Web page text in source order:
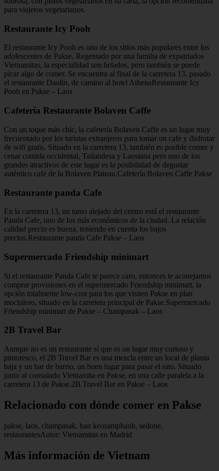
para viajeros vegetarianos.
Restaurante Icy Pooh
El restaurante Icy Pooh es uno de los sitios más populares entre los
adolescentes de Pakse. Regentado por una familia de expatriados
Vietnamitas, la especialidad son helados, pero también se puede
picar algo de comer. Se encuentra al final de la carretera 13, pasado
el restaurante Daolin, de camino al hotel AthenaRestaurante Icy
Pooh en Pakse – Laos
Cafetería Restaurante Bolaven Caffe
Con un toque más chic, la cafetería Bolaven Caffe es un lugar muy
frecuentado por los turistas extranjeros para tomar un cafe y disfrutar
de wifi gratis. Situado en la carretera 13, también es posible comer y
cenar comida occidental, Tailandesa y Laosiana pero uno de los
grandes atractivos de este lugar es la posibilidad de degustar
auténtico cafe de la Bolaven Plateau.Cafetería Bolaven Caffe Pakse
Restaurante panda Cafe
En la carretera 13, un tanto alejado del centro está el restaurante
Panda Cafe, uno de los más económicos de la ciudad. La relación
calidad precio es buena, teniendo en cuenta los bajos
precios.Restaurante panda Cafe Pakse – Laos
Supermercado Friendship minimart
Si el restaurante Panda Cafe te parece caro, entonces te aconejamos
comprar provisiones en el supermercado Friendship minimart, la
opción totalmente low-cost para los que visiten Pakse en plan
mochilero, situado en la carretera principal de Pakse.Supermercado
Friendship minimart de Pakse – Champasak – Laos
2B Travel Bar
Aunque no es un restaurante sí que es un lugar muy curioso y
pintoresco, el 2B Travel Bar es una mezcla entre un local de planta
baja y un bar de barrio, un buen lugar para pasar el rato. Situado
junto al consulado Vietnamita en Pakse, en una calle paralela a la
carretera 13 de Pakse.2B Travel Bar en Pakse – Laos
Relacionado con dónde comer en Pakse
pakse, laos, champasak, ban keosamphanh, sedone,
restaurantesAutor: Vietnamitas en Madrid
Más información de Vietnam